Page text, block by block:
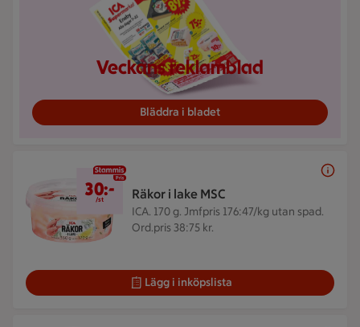
Veckans reklamblad
Bläddra i bladet
Räkor i lake MSC
ICA. 170 g. Jmfpris 176:47/kg utan spad.
Ord.pris 38:75 kr.
30 kr/st
30:-
/st
Lägg i inköpslista